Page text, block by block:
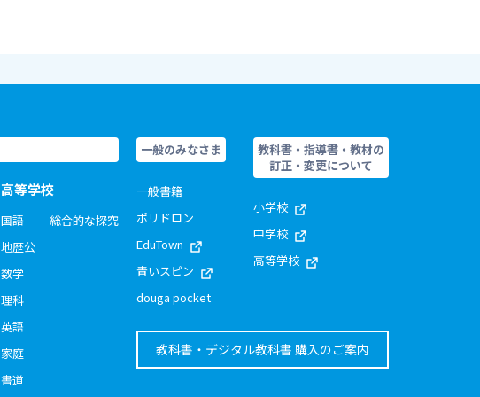
高等学校
国語
地歴公
数学
理科
英語
家庭
書道
総合的な探究
一般のみなさま
一般書籍
ポリドロン
EduTown
青いスピン
douga pocket
教科書・指導書・教材の
訂正・変更について
小学校
中学校
高等学校
教科書・デジタル教科書 購入のご案内